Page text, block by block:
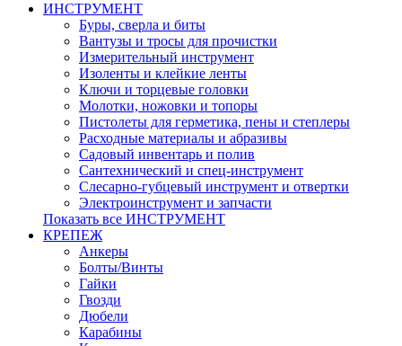
ИНСТРУМЕНТ
Буры, сверла и биты
Вантузы и тросы для прочистки
Измерительный инструмент
Изоленты и клейкие ленты
Ключи и торцевые головки
Молотки, ножовки и топоры
Пистолеты для герметика, пены и степлеры
Расходные материалы и абразивы
Садовый инвентарь и полив
Сантехнический и спец-инструмент
Слесарно-губцевый инструмент и отвертки
Электроинструмент и запчасти
Показать все ИНСТРУМЕНТ
КРЕПЕЖ
Анкеры
Болты/Винты
Гайки
Гвозди
Дюбели
Карабины